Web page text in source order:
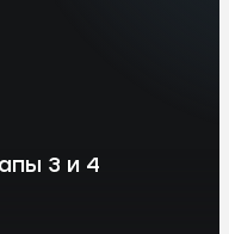
3 и 4